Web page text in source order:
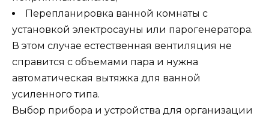
Перепланировка ванной комнаты с
установкой электросауны или парогенератора.
В этом случае естественная вентиляция не
справится с объемами пара и нужна
автоматическая вытяжка для ванной
усиленного типа.
Выбор прибора и устройства для организации